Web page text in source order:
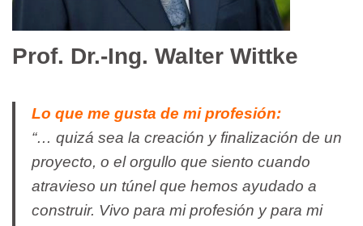
Prof. Dr.-Ing. Walter Wittke
Lo que me gusta de miprofesión:
“… quizá sea la creación y finalización de un
proyecto, o el orgullo que siento cuando
atravieso un túnel que hemos ayudado a
construir. Vivo para mi profesión y para mi